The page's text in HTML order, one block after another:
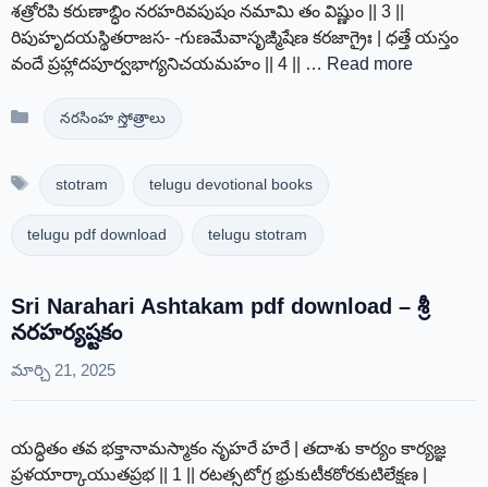
శత్రోరపి కరుణాబ్ధిం నరహరివపుషం నమామి తం విష్ణుం || 3 ||
రిపుహృదయస్థితరాజస- -గుణమేవాసృఙ్మిషేణ కరజాగ్రైః | ధత్తే యస్తం
వందే ప్రహ్లాదపూర్వభాగ్యనిచయమహం || 4 || … Read more
Categories
నరసింహ స్తోత్రాలు
Tagsstotram telugu devotional books
telugu pdf download telugu stotram
Sri Narahari Ashtakam pdf download – శ్రీ
నరహర్యష్టకం
మార్చి 21, 2025
యద్ధితం తవ భక్తానామస్మాకం నృహరే హరే | తదాశు కార్యం కార్యజ్ఞ
ప్రళయార్కాయుతప్రభ || 1 || రటత్సటోగ్ర భ్రుకుటీకఠోరకుటిలేక్షణ |